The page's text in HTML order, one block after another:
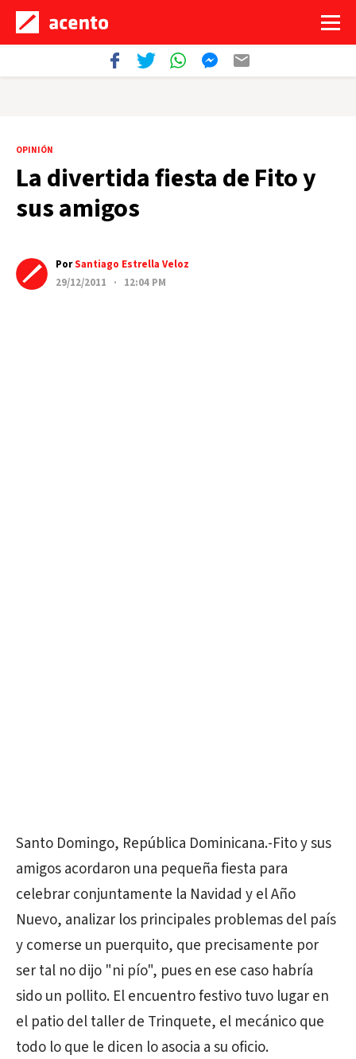
OPINIÓN
La divertida fiesta de Fito y
sus amigos
PorSantiago Estrella Veloz
29/12/2011 · 12:04 PM
Santo Domingo, República Dominicana.-Fito y sus
amigos acordaron una pequeña fiesta para
celebrar conjuntamente la Navidad y el Año
Nuevo, analizar los principales problemas del país
y comerse un puerquito, que precisamente por
ser tal no dijo "ni pío", pues en ese caso habría
sido un pollito. El encuentro festivo tuvo lugar en
el patio del taller de Trinquete, el mecánico que
todo lo que le dicen lo asocia a su oficio.